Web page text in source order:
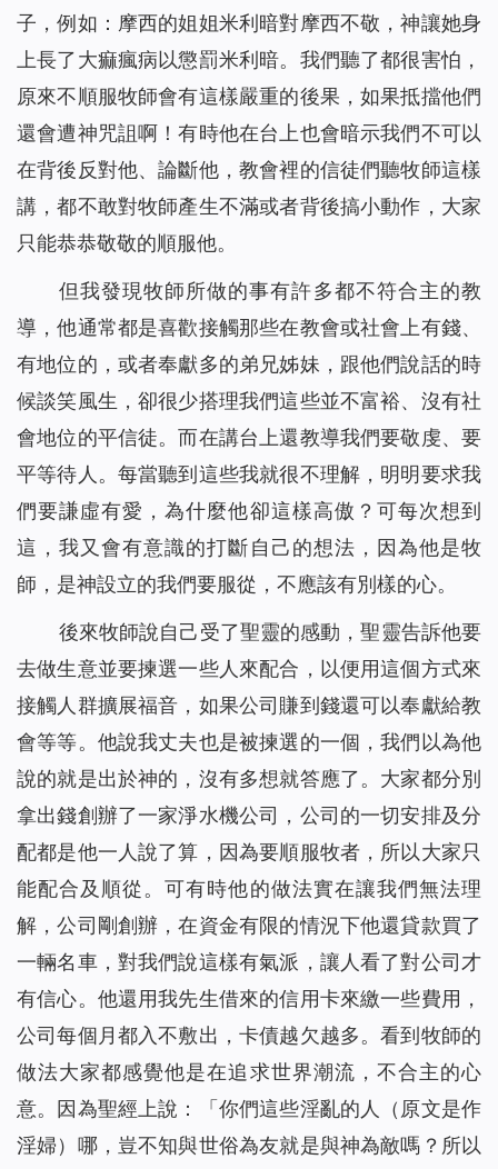
子，例如：摩西的姐姐米利暗對摩西不敬，神讓她身
上長了大痲瘋病以懲罰米利暗。我們聽了都很害怕，
原來不順服牧師會有這樣嚴重的後果，如果抵擋他們
還會遭神咒詛啊！有時他在台上也會暗示我們不可以
在背後反對他、論斷他，教會裡的信徒們聽牧師這樣
講，都不敢對牧師產生不滿或者背後搞小動作，大家
只能恭恭敬敬的順服他。
但我發現牧師所做的事有許多都不符合主的教
導，他通常都是喜歡接觸那些在教會或社會上有錢、
有地位的，或者奉獻多的弟兄姊妹，跟他們說話的時
候談笑風生，卻很少搭理我們這些並不富裕、沒有社
會地位的平信徒。而在講台上還教導我們要敬虔、要
平等待人。每當聽到這些我就很不理解，明明要求我
們要謙虛有愛，為什麼他卻這樣高傲？可每次想到
這，我又會有意識的打斷自己的想法，因為他是牧
師，是神設立的我們要服從，不應該有別樣的心。
後來牧師說自己受了聖靈的感動，聖靈告訴他要
去做生意並要揀選一些人來配合，以便用這個方式來
接觸人群擴展福音，如果公司賺到錢還可以奉獻給教
會等等。他說我丈夫也是被揀選的一個，我們以為他
說的就是出於神的，沒有多想就答應了。大家都分別
拿出錢創辦了一家淨水機公司，公司的一切安排及分
配都是他一人說了算，因為要順服牧者，所以大家只
能配合及順從。可有時他的做法實在讓我們無法理
解，公司剛創辦，在資金有限的情況下他還貸款買了
一輛名車，對我們說這樣有氣派，讓人看了對公司才
有信心。他還用我先生借來的信用卡來繳一些費用，
公司每個月都入不敷出，卡債越欠越多。看到牧師的
做法大家都感覺他是在追求世界潮流，不合主的心
意。因為聖經上說：「你們這些淫亂的人（原文是作
淫婦）哪，豈不知與世俗為友就是與神為敵嗎？所以